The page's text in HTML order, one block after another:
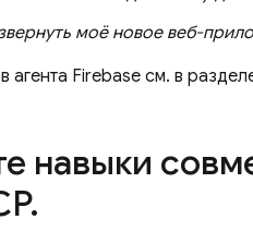
моё новое веб-
агента Firebase см. в
навыки
.